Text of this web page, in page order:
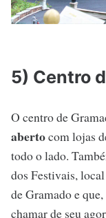
5) Centro
O centro de
abertocom lojas
todo o lado.
dos Festivais,
de Gramado e
chamar de seu